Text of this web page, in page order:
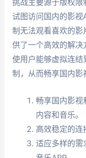
挑战主要源于版权限
试图访问国内的影视
制无法观看喜欢的
供了一个高效的解决
使用户能够虚拟连
制，从而畅享国内影
畅享国内影视
内容和音乐。
高效稳定的连
适应多样的需